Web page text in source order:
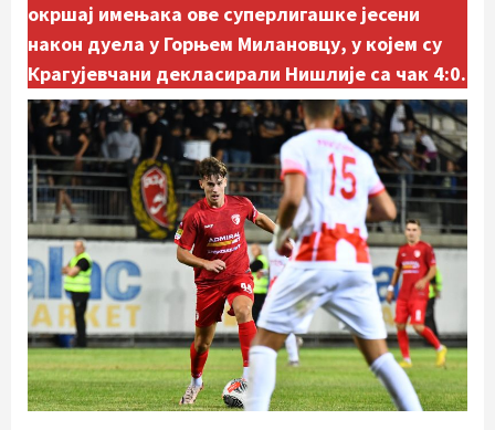
окршај имењака ове суперлигашке јесени
након дуела у Горњем Милановцу, у којем су
Крагујевчани декласирали Нишлије са чак 4:0.